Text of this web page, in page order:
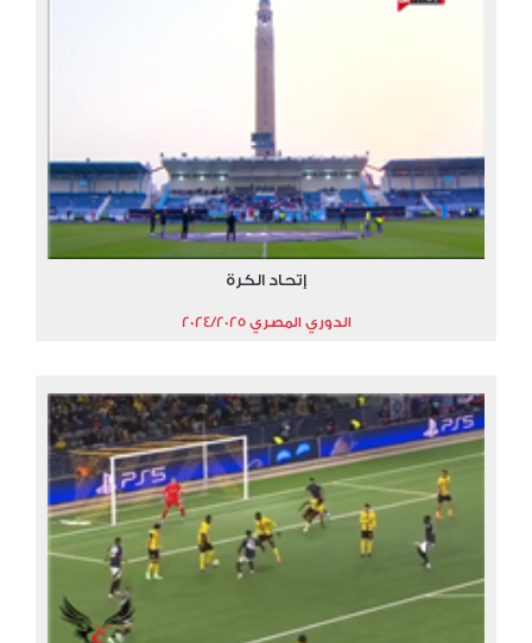
إتحاد الكرة
الدوري المصري 2024/2025